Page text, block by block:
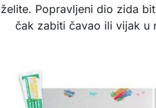
želite. Popravljeni dio zida
čak zabiti čavao ili vijak u